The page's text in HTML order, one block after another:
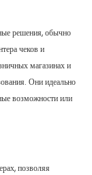
решения, обычно
чеков и
магазинах и
Они идеально
возможности или
позволяя